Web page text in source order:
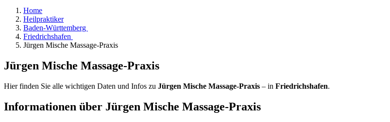
Home
Heilpraktiker
Baden-Württemberg
Friedrichshafen
Jürgen Mische Massage-Praxis
Jürgen Mische Massage-Praxis
Hier finden Sie alle wichtigen Daten und Infos zu Jürgen Mische Massage-Praxis – in Friedrichshafen.
Informationen über Jürgen Mische Massage-Praxis